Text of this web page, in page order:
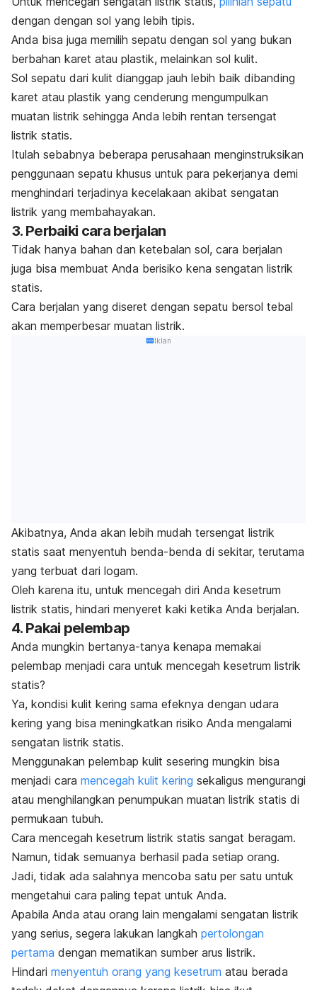
dengan dengan sol yang lebih tipis.
Anda bisa juga memilih sepatu dengan sol yang bukan
berbahan karet atau plastik, melainkan sol kulit.
Sol sepatu dari kulit dianggap jauh lebih baik dibanding
karet atau plastik yang cenderung mengumpulkan
muatan listrik sehingga Anda lebih rentan tersengat
listrik statis.
Itulah sebabnya beberapa perusahaan menginstruksikan
penggunaan sepatu khusus untuk para pekerjanya demi
menghindari terjadinya kecelakaan akibat sengatan
listrik yang membahayakan.
3. Perbaiki cara berjalan
Tidak hanya bahan dan ketebalan sol, cara berjalan
juga bisa membuat Anda berisiko kena sengatan listrik
statis.
Cara berjalan yang diseret dengan sepatu bersol tebal
akan memperbesar muatan listrik.
Iklan
Akibatnya, Anda akan lebih mudah tersengat listrik
statis saat menyentuh benda-benda di sekitar, terutama
yang terbuat dari logam.
Oleh karena itu, untuk mencegah diri Anda kesetrum
listrik statis, hindari menyeret kaki ketika Anda berjalan.
4. Pakai pelembap
Anda mungkin bertanya-tanya kenapa memakai
pelembap menjadi cara untuk mencegah kesetrum listrik
statis?
Ya, kondisi kulit kering sama efeknya dengan udara
kering yang bisa meningkatkan risiko Anda mengalami
sengatan listrik statis.
Menggunakan pelembap kulit sesering mungkin bisa
menjadi cara mencegah kulit kering sekaligus mengurangi
atau menghilangkan penumpukan muatan listrik statis di
permukaan tubuh.
Cara mencegah kesetrum listrik statis sangat beragam.
Namun, tidak semuanya berhasil pada setiap orang.
Jadi, tidak ada salahnya mencoba satu per satu untuk
mengetahui cara paling tepat untuk Anda.
Apabila Anda atau orang lain mengalami sengatan listrik
yang serius, segera lakukan langkah pertolongan
pertama dengan mematikan sumber arus listrik.
Hindari menyentuh orang yang kesetrum atau berada